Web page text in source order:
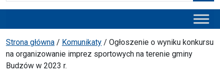
Ścieżka powrotu
Strona główna / Komunikaty / Ogłoszenie o wyniku konkursu
na organizowanie imprez sportowych na terenie gminy
Budzów w 2023 r.